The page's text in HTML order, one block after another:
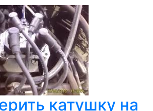
катушку на